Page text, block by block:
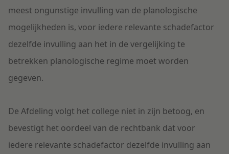
meest ongunstige invulling van de planologische
mogelijkheden is, voor iedere relevante schadefactor
dezelfde invulling aan het in de vergelijking te
betrekken planologische regime moet worden
gegeven.
De Afdeling volgt het college niet in zijn betoog, en
bevestigt het oordeel van de rechtbank dat voor
iedere relevante schadefactor dezelfde invulling aan